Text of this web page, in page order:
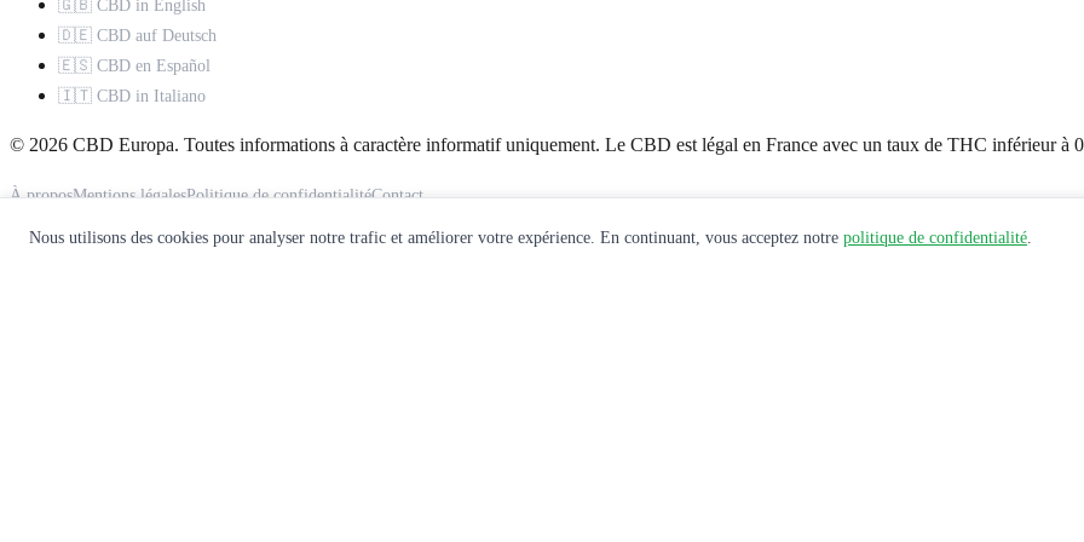
🇬🇧 CBD in English
🇩🇪 CBD auf Deutsch
🇪🇸 CBD en Español
🇮🇹 CBD in Italiano
© 2026 CBD Europa. Toutes informations à caractère informatif uniquement. Le CBD est légal en France avec un taux de THC inférieur à
À proposMentions légalesPolitique de confidentialitéContact
Ce site ne constitue pas un avis médical. Consultez un professionnel de santé avant toute utilisation de produits CBD.
Nous utilisons des cookies pour analyser notre trafic et améliorer votre expérience. En continuant, vous acceptez notre politique de confidentialité.